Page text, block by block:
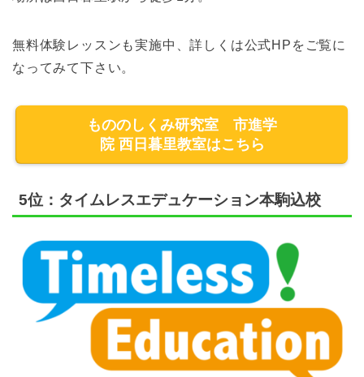
無料体験レッスンも実施中、詳しくは公式HPをご覧に
なってみて下さい。
もののしくみ研究室 市進学
院 西日暮里教室はこちら
5位：タイムレスエデュケーション本駒込校